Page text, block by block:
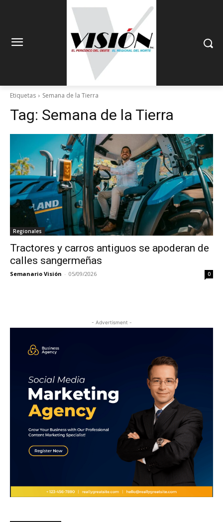
Etiquetas Semana de la Tierra
Tag: Semana de la Tierra
Regionales
Tractores y carros antiguos se apoderan de
calles sangermeñas
Semanario Visión - 05/09/2026 0
- Advertisment -